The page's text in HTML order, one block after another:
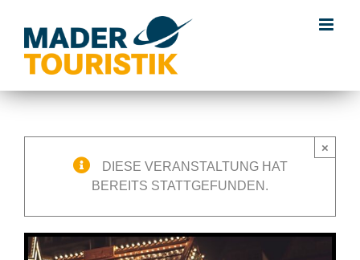
×
DIESE VERANSTALTUNG HAT
BEREITS STATTGEFUNDEN.